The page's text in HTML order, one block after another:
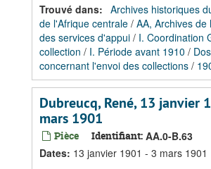
Trouvé dans: Archives historiques
de l'Afrique centrale / AA, Archives
des services d'appui / I. Coordination
collection / I. Période avant 1910 /
concernant l'envoi des collections /
Dubreucq, René, 13 janvier
mars 1901
Pièce Identifiant: AA.0-B.63
Dates: 13 janvier 1901 - 3 mars 1901